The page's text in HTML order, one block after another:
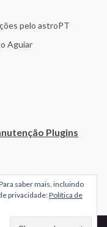
pelo astroPT
Aguiar
Plugins
saber mais, incluindo
privacidade:Política de